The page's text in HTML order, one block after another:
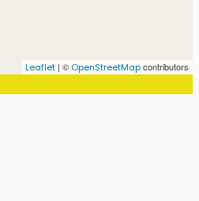
Leaflet | © OpenStreetMapcontributors